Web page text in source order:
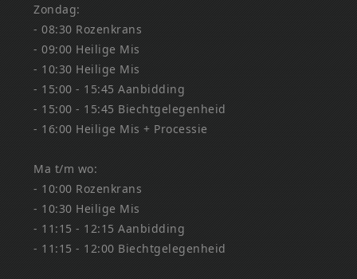
Zondag:
- 08:30 Rozenkrans
- 09:00 Heilige Mis
- 10:30 Heilige Mis
- 15:00 - 15:45 Aanbidding
- 15:00 - 15:45 Biechtgelegenheid
- 16:00 Heilige Mis + Processie
Ma t/m wo:
- 10:00 Rozenkrans
- 10:30 Heilige Mis
- 11:15 - 12:15 Aanbidding
- 11:15 - 12:00 Biechtgelegenheid